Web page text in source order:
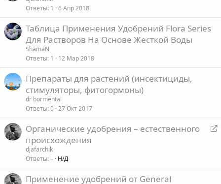
Ответы 1 6 Апр 2018
Таблица Применения Удобрений Flora Series
Для Растворов На Основе Жесткой Воды
ShamaN
Ответы 1 12 Мар 2018
Препараты для растений (инсектициды,
стимуляторы, фитогормоны)
dr bormental
Ответы 0 27 Окт 2017
Органические удобрения – естественного
происхождения
djafarchik
Ответы – Н/Д
Применение удобрений от General